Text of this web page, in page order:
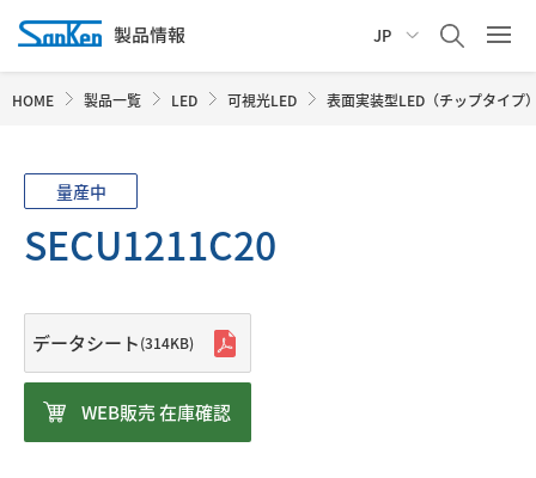
JP
HOME 製品一覧 LED 可視光LED 表面実装型LED（チップタイプ
量産中
SECU1211C20
データシート(314KB)
WEB販売 在庫確認